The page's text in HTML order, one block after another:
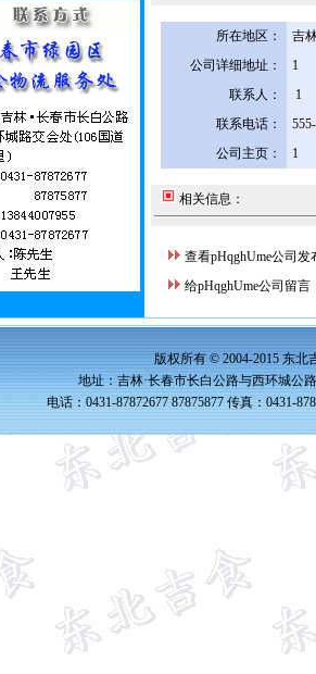
所在地区：
吉
公司详细地址：
1
联系人：
1
联系电话：
公司主页：
1
相关信息：
查看pHqghUme公司发
给pHqghUme公司留言
版权所有 © 2004-2015 东北
地址：吉林·长春市长白公路与西环城公
电话：0431-87872677 87875877 传真：0431-